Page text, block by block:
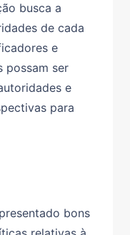
busca a
de cada
e
possam ser
e
para
bons